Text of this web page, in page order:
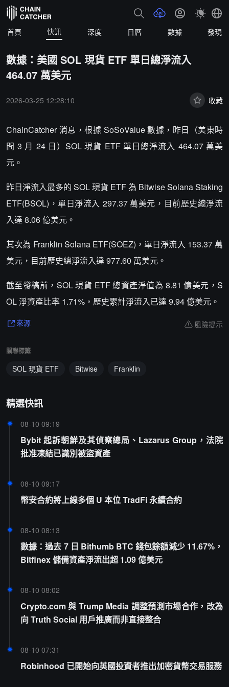
首頁 快訊 深度 日曆 數據 發現
數據：美國 SOL 現貨 ETF 單日總淨流入
464.07 萬美元
2026-03-25 12:28:10 收藏
ChainCatcher 消息，根據 SoSoValue 數據，昨日（美東時
間 3 月 24 日）SOL 現貨 ETF 單日總淨流入 464.07 萬美
元。
昨日淨流入最多的 SOL 現貨 ETF 為 Bitwise Solana Staking
ETF(BSOL)，單日淨流入 297.37 萬美元，目前歷史總淨流
入達 8.06 億美元。
其次為 Franklin Solana ETF(SOEZ)，單日淨流入 153.37 萬
美元，目前歷史總淨流入達 977.60 萬美元。
截至發稿前，SOL 現貨 ETF 總資產淨值為 8.81 億美元，S
OL 淨資產比率 1.71%，歷史累計淨流入已達 9.94 億美元。
來源 風險提示
關聯標籤
SOL 現貨 ETF Bitwise Franklin
精選快訊
08-10 09:19
Bybit 起訴朝鮮及其偵察總局、Lazarus Group，法院
批准凍結已識別被盜資產
08-10 09:17
幣安合約將上線多個 U 本位 TradFi 永續合約
08-10 08:13
數據：過去 7 日 Bithumb BTC 錢包餘額減少 11.67%，
Bitfinex 儲備資產淨流出超 1.09 億美元
08-10 08:02
Crypto.com 與 Trump Media 調整預測市場合作，改為
向 Truth Social 用戶推廣而非直接整合
08-10 07:31
Robinhood 已開始向英國投資者推出加密貨幣交易服務